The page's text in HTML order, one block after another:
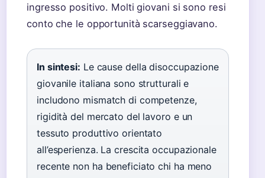
ingresso positivo. Molti giovani si sono resi
conto che le opportunità scarseggiavano.
In sintesi: Le cause della disoccupazione
giovanile italiana sono strutturali e
includono mismatch di competenze,
rigidità del mercato del lavoro e un
tessuto produttivo orientato
all’esperienza. La crescita occupazionale
recente non ha beneficiato chi ha meno